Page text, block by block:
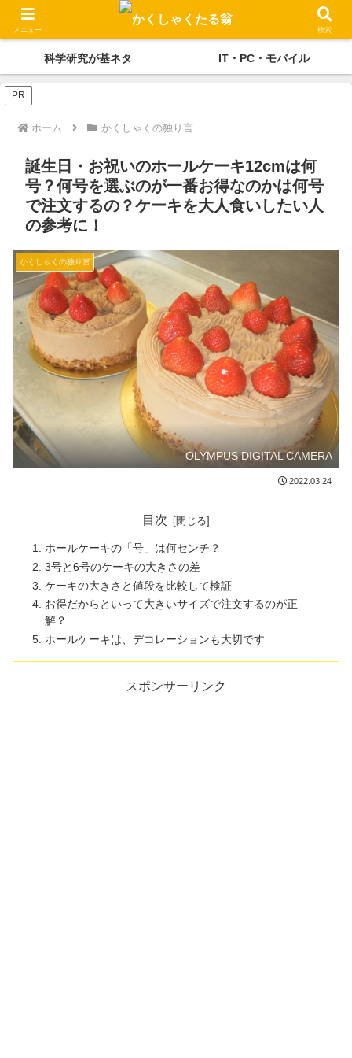
かくしゃくの独り言 メディケーション
科学研究が基ネタ IT・PC・モバイル
PR
ホーム かくしゃくの独り言
誕生日・お祝いのホールケーキ12cmは何
号？何号を選ぶのが一番お得なのかは何号
で注文するの？ケーキを大人食いしたい人
の参考に！
かくしゃくの独り言
OLYMPUS DIGITAL CAMERA
2022.03.24
目次
ホールケーキの「号」は何センチ？
3号と6号のケーキの大きさの差
ケーキの大きさと値段を比較して検証
お得だからといって大きいサイズで注文するのが正
解？
ホールケーキは、デコレーションも大切です
スポンサーリンク
メニュー 検索